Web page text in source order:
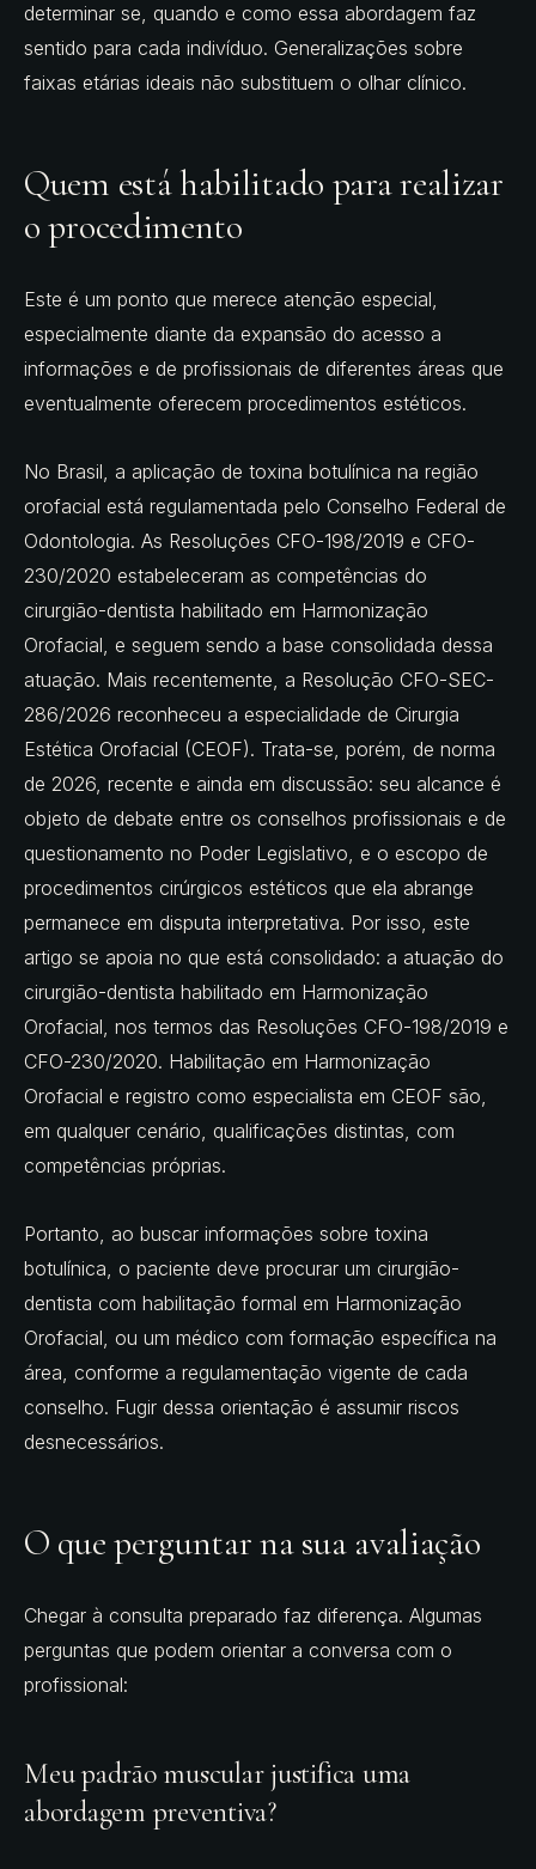
determinar se, quando e como essa abordagem faz
sentido para cada indivíduo. Generalizações sobre
faixas etárias ideais não substituem o olhar clínico.
Quem está habilitado para realizar
o procedimento
Este é um ponto que merece atenção especial,
especialmente diante da expansão do acesso a
informações e de profissionais de diferentes áreas que
eventualmente oferecem procedimentos estéticos.
No Brasil, a aplicação de toxina botulínica na região
orofacial está regulamentada pelo Conselho Federal de
Odontologia. As Resoluções CFO-198/2019 e CFO-
230/2020 estabeleceram as competências do
cirurgião-dentista habilitado em Harmonização
Orofacial, e seguem sendo a base consolidada dessa
atuação. Mais recentemente, a Resolução CFO-SEC-
286/2026 reconheceu a especialidade de Cirurgia
Estética Orofacial (CEOF). Trata-se, porém, de norma
de 2026, recente e ainda em discussão: seu alcance é
objeto de debate entre os conselhos profissionais e de
questionamento no Poder Legislativo, e o escopo de
procedimentos cirúrgicos estéticos que ela abrange
permanece em disputa interpretativa. Por isso, este
artigo se apoia no que está consolidado: a atuação do
cirurgião-dentista habilitado em Harmonização
Orofacial, nos termos das Resoluções CFO-198/2019 e
CFO-230/2020. Habilitação em Harmonização
Orofacial e registro como especialista em CEOF são,
em qualquer cenário, qualificações distintas, com
competências próprias.
Portanto, ao buscar informações sobre toxina
botulínica, o paciente deve procurar um cirurgião-
dentista com habilitação formal em Harmonização
Orofacial, ou um médico com formação específica na
área, conforme a regulamentação vigente de cada
conselho. Fugir dessa orientação é assumir riscos
desnecessários.
O que perguntar na sua avaliação
Chegar à consulta preparado faz diferença. Algumas
perguntas que podem orientar a conversa com o
profissional:
Meu padrão muscular justifica uma
abordagem preventiva?